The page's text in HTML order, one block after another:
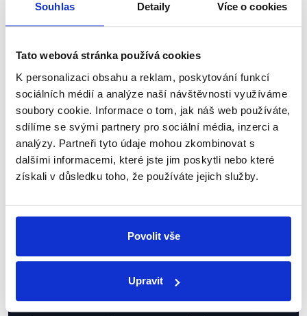
Souhlas Detaily Více o cookies
Tato webová stránka používá cookies
K personalizaci obsahu a reklam, poskytování funkcí
sociálních médií a analýze naší návštěvnosti využíváme
soubory cookie. Informace o tom, jak náš web používáte,
sdílíme se svými partnery pro sociální média, inzerci a
analýzy. Partneři tyto údaje mohou zkombinovat s
dalšími informacemi, které jste jim poskytli nebo které
získali v důsledku toho, že používáte jejich služby.
Povolit vše
Upravit
IČO: 05140544
se sídlem Roháčova 145/14
Žižkov, 130 00 Praha 3
Zapsaný ve spolkovém rejstříku u Městského soudu v
Praze.
Demagog.cz má transparentní bankovní účet
9711283001/5500 vedený u Raiffeisenbank, a.s.
Kontakty
Petr Gongala | koordinátor projektu
petr.gongala@demagog.cz
+420 775 275 177